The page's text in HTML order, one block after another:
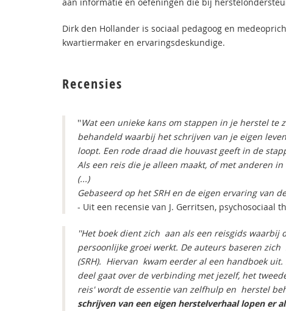
Dirk den Hollander is sociaal pedagoog en
kwartiermaker en ervaringsdeskundige.
Recensies
''Wat een unieke kans om stappen in je herstel
behandeld waarbij het schrijven van je eigen
loopt. Een rode draad die houvast geeft in de
Als een reis die je alleen maakt, of met anderen in
(...)
Gebaseerd op het SRH en de eigen ervaring van
- Uit een recensie van J. Gerritsen, psychosociaal
''Het boek dient zich aan als een reisgids
persoonlijke groei werkt. De auteurs baseren
(SRH). Hiervan kwam eerder al een handboek
deel gaat over de verbinding met jezelf, het
reis' wordt de essentie van zelfhulp en herstel
schrijven van een eigen herstelverhaal lopen er